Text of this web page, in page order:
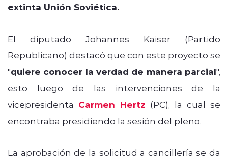
extinta Unión Soviética.
El diputado Johannes Kaiser (Partido
Republicano) destacó que con este proyecto se
"quiere conocer la verdad de manera parcial",
esto luego de las intervenciones de la
vicepresidenta Carmen Hertz (PC), la cual se
encontraba presidiendo la sesión del pleno.
La aprobación de la solicitud a cancillería se da